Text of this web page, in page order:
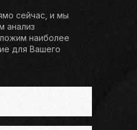
сейчас, и мы
анализ
наиболее
для Вашего